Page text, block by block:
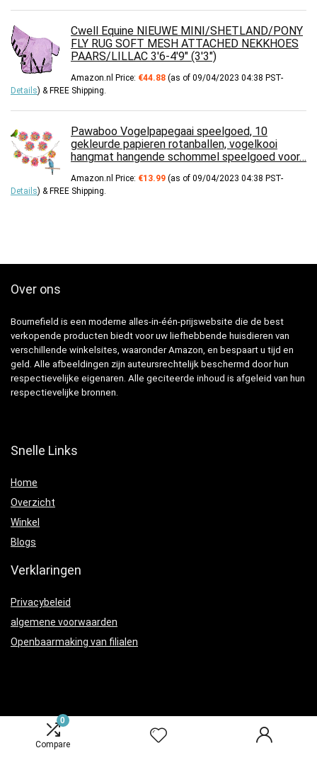
0
Compare
Cwell Equine NIEUWE MINI/SHETLAND/PONY
FLY RUG SOFT MESH ATTACHED NEKKHOES
PAARS/LILLAC 3'6-4'9" (3'3")
Amazon.nl Price: €44.88 (as of 09/04/2023 04:38 PST-
Details) & FREE Shipping
Pawaboo Vogelpapegaai speelgoed, 10
gekleurde papieren rotanballen, vogelkooi
hangmat hangende schommel speelgoed voor…
Amazon.nl Price: €13.99 (as of 09/04/2023 04:38 PST-
Details) & FREE Shipping
Over ons
Bournefield is een moderne alles-in-één-prijswebsite die de best
verkopende producten biedt voor uw liefhebbende huisdieren van
verschillende winkelsites, waaronder Amazon, en bespaart u tijd en
geld. Alle afbeeldingen zijn auteursrechtelijk beschermd door hun
respectievelijke eigenaren. Alle geciteerde inhoud is afgeleid van hun
respectievelijke bronnen.
Snelle Links
Home
Overzicht
Winkel
Blogs
Verklaringen
Privacybeleid
algemene voorwaarden
Openbaarmaking van filialen
Productcategorieën